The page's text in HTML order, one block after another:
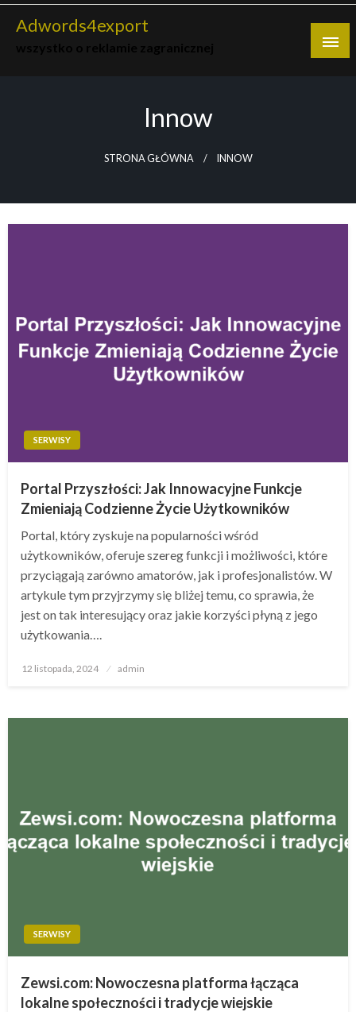
Skip
Adwords4export
Innow
STRONA GŁÓWNA INNOW
SERWISY
Portal Przyszłości: Jak Innowacyjne Funkcje
Zmieniają Codzienne Życie Użytkowników
Portal, który zyskuje na popularności wśród
użytkowników, oferuje szereg funkcji i możliwości, które
przyciągają zarówno amatorów, jak i profesjonalistów. W
artykule tym przyjrzymy się bliżej temu, co sprawia, że
jest on tak interesujący oraz jakie korzyści płyną z jego
użytkowania….
Opublikowane
12 listopada, 2024 admin
SERWISY
Zewsi.com: Nowoczesna platforma łącząca
lokalne społeczności i tradycje wiejskie